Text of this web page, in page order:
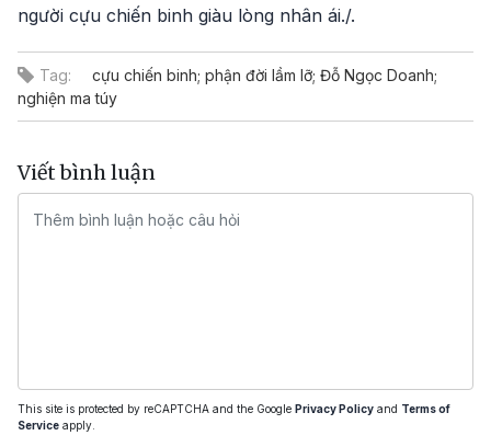
người cựu chiến binh giàu lòng nhân ái./.
Tag:
cựu chiến binh; phận đời lầm lỡ; Đỗ Ngọc Doanh;
nghiện ma túy
Viết bình luận
This site is protected by reCAPTCHA and the Google Privacy Policy and Terms of
Service apply.